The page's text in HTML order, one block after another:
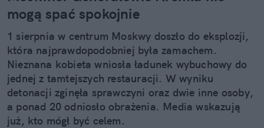
mogą spać spokojnie
1 sierpnia w centrum Moskwy doszło do eksplozji,
która najprawdopodobniej była zamachem.
Nieznana kobieta wniosła ładunek wybuchowy do
jednej z tamtejszych restauracji. W wyniku
detonacji zginęła sprawczyni oraz dwie inne osoby,
a ponad 20 odniosło obrażenia. Media wskazują
już, kto mógł być celem.